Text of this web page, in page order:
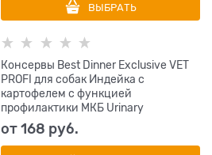
ВЫБРАТЬ
Консервы Best Dinner Exclusive VET
PROFI для собак Индейка с
картофелем с функцией
профилактики МКБ Urinary
от168 руб.